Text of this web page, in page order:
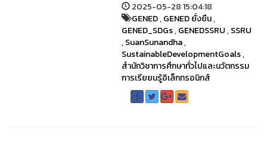
2025-05-28 15:04:18
GENED,GENED ยั่งยืน,
GENED_SDGs,GENEDSSRU,SSRU
,SuanSunandha,
SustainableDevelopmentGoals,
สำนักวิชาการศึกษาทั่วไปและนวัตกรรม
การเรียยนรู้อิเล็กทรอนิกส์